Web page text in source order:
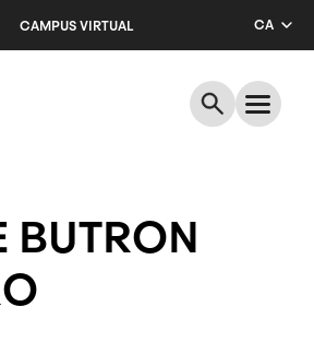
CAMPUS VIRTUAL
CA
ES
BUTRON